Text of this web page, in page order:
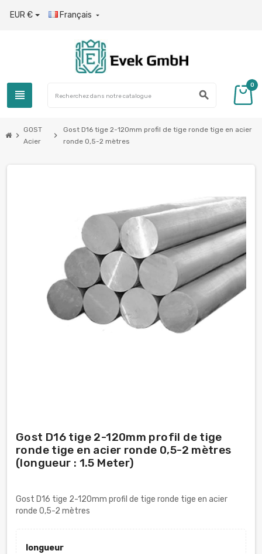
EUR € Français 
view_headline search
0
chevron_right
GOST
Acier
chevron_right
Gost D16 tige 2-120mm profil de tige ronde tige en acier
ronde 0,5-2 mètres
Gost D16 tige 2-120mm profil de tige
ronde tige en acier ronde 0,5-2 mètres
(longueur : 1.5 Meter)
Gost D16 tige 2-120mm profil de tige ronde tige en acier
ronde 0,5-2 mètres
longueur